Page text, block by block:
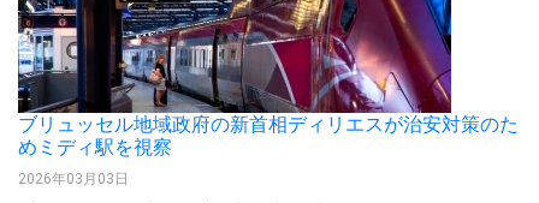
ブリュッセル地域政府の新首相ディリエスが治安対策のた
めミディ駅を視察
2026年03月03日